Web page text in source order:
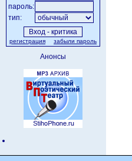
пароль:
тип:
регистрация забыли пароль
Анонсы